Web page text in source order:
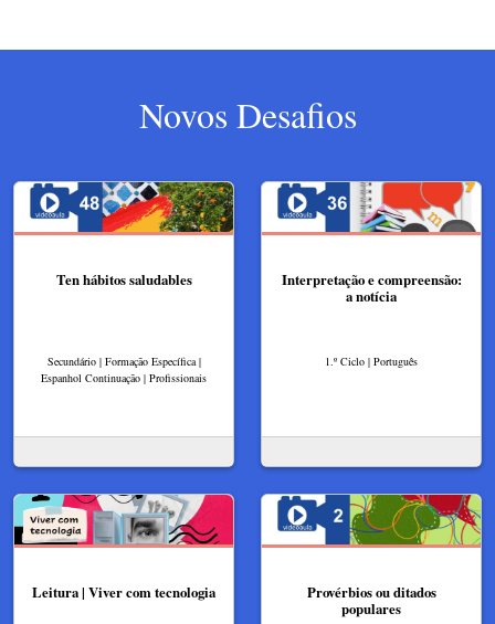
Novos Desafios
Ten hábitos saludables
Secundário | Formação Específica |
Espanhol Continuação | Profissionais
Interpretação e compreensão:
a notícia
1.º Ciclo | Português
Leitura | Viver com tecnologia
Provérbios ou ditados
populares